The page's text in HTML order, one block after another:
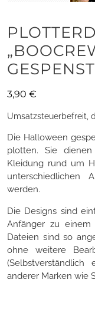
3,90 €
Umsatzsteuerbefreit,
Die Halloween
plotten. Sie
Kleidung rund um
unterschiedlichen
werden.
Die Designs sind
Anfänger zu
Dateien sind so
ohne weitere
anderer Marken wie